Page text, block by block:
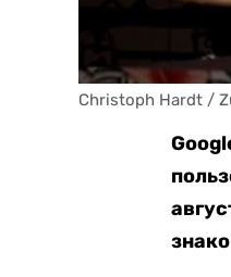
Christoph Hardt /